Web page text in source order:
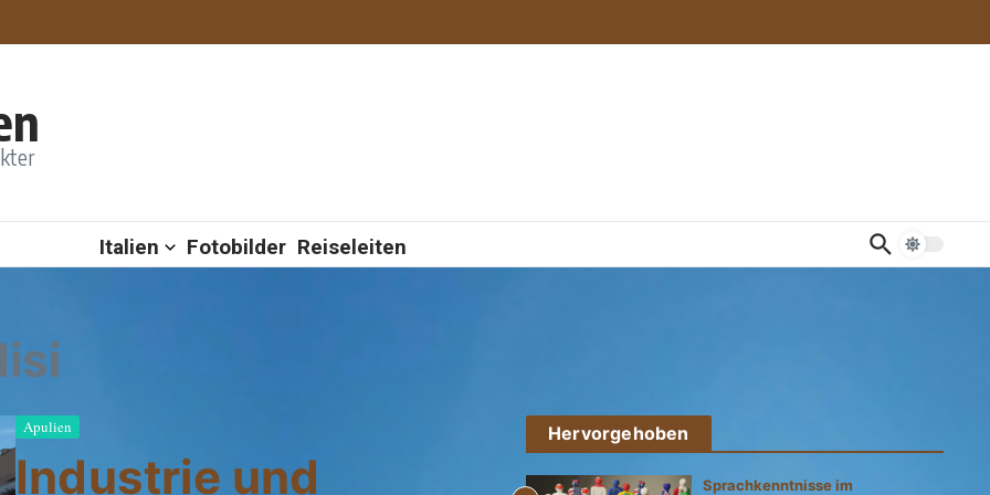
Italien Fotobilder Reiseleiten
Apulien
Industrie und
Hervorgehoben
Sprachkenntnisse im